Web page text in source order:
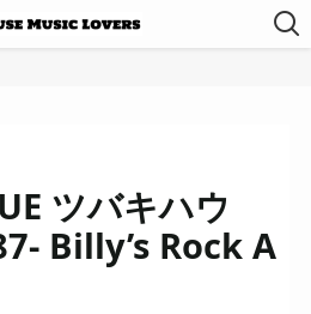
ツバキハウ
Billy’s Rock A